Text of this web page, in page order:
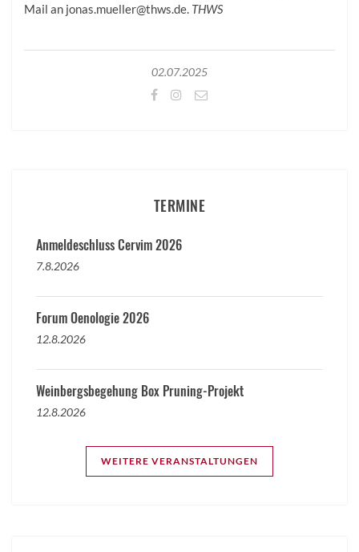
Mail an jonas.mueller@thws.de. THWS
02.07.2025
TERMINE
Anmeldeschluss Cervim 2026
7.8.2026
Forum Oenologie 2026
12.8.2026
Weinbergsbegehung Box Pruning-Projekt
12.8.2026
WEITERE VERANSTALTUNGEN